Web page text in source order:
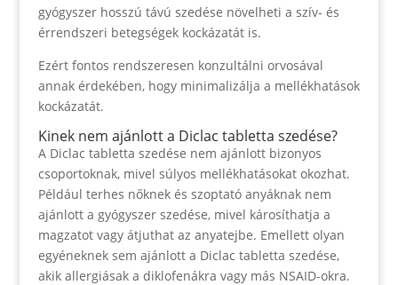
gyógyszer hosszú távú szedése növelheti a szív- és
érrendszeri betegségek kockázatát is.
Ezért fontos rendszeresen konzultálni orvosával
annak érdekében, hogy minimalizálja a mellékhatások
kockázatát.
Kinek nem ajánlott a Diclac tabletta szedése?
A Diclac tabletta szedése nem ajánlott bizonyos
csoportoknak, mivel súlyos mellékhatásokat okozhat.
Például terhes nőknek és szoptató anyáknak nem
ajánlott a gyógyszer szedése, mivel károsíthatja a
magzatot vagy átjuthat az anyatejbe. Emellett olyan
egyéneknek sem ajánlott a Diclac tabletta szedése,
akik allergiásak a diklofenákra vagy más NSAID-okra.